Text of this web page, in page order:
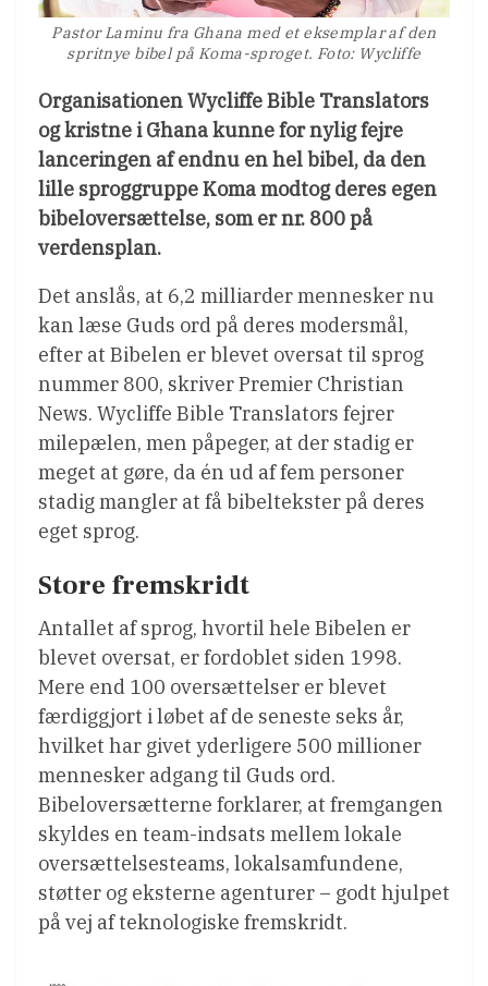
Pastor Laminu fra Ghana med et eksemplar af den
spritnye bibel på Koma-sproget. Foto: Wycliffe
Organisationen Wycliffe Bible Translators
og kristne i Ghana kunne for nylig fejre
lanceringen af endnu en hel bibel, da den
lille sproggruppe Koma modtog deres egen
bibeloversættelse, som er nr. 800 på
verdensplan.
Det anslås, at 6,2 milliarder mennesker nu
kan læse Guds ord på deres modersmål,
efter at Bibelen er blevet oversat til sprog
nummer 800, skriver Premier Christian
News. Wycliffe Bible Translators fejrer
milepælen, men påpeger, at der stadig er
meget at gøre, da én ud af fem personer
stadig mangler at få bibeltekster på deres
eget sprog.
Store fremskridt
Antallet af sprog, hvortil hele Bibelen er
blevet oversat, er fordoblet siden 1998.
Mere end 100 oversættelser er blevet
færdiggjort i løbet af de seneste seks år,
hvilket har givet yderligere 500 millioner
mennesker adgang til Guds ord.
Bibeloversætterne forklarer, at fremgangen
skyldes en team-indsats mellem lokale
oversættelsesteams, lokalsamfundene,
støtter og eksterne agenturer – godt hjulpet
på vej af teknologiske fremskridt.